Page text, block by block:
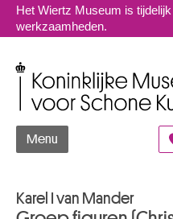
Het Wiertz Museum is
werkzaamheden.
Menu
Karel I van Mander